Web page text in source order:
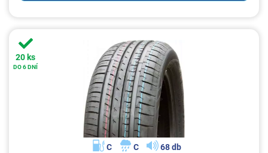
20 ks
DO 6 DNÍ
C C 68 db